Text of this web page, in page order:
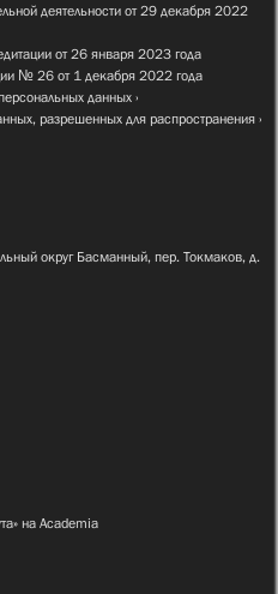
деятельности от 29 декабря 2022
от 26 января 2023 года
№ 26 от 1 декабря 2022 года
данных
разрешенных для распространения
округ Басманный, пер. Токмаков, д.
на Academia